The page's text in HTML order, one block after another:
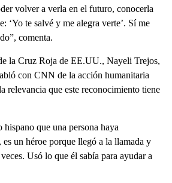
volver a verla en el futuro, conocerla
‘Yo te salvé y me alegra verte’. Sí me
comenta.
la Cruz Roja de EE.UU., Nayeli Trejos,
con CNN de la acción humanitaria
relevancia que este reconocimiento tiene
que una persona haya
un héroe porque llegó a la llamada y
Usó lo que él sabía para ayudar a